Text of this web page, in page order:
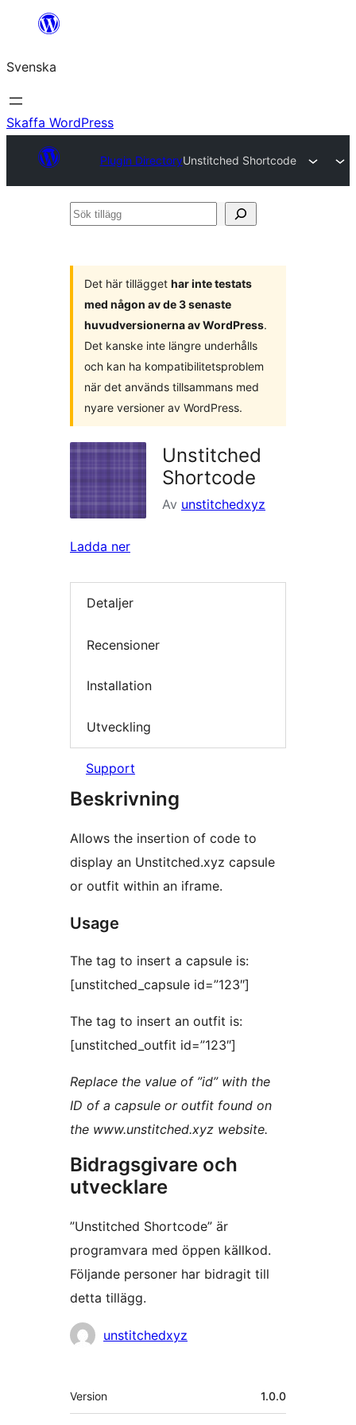
Hoppa
innehåll
Svenska
Skaffa WordPress
Plugin DirectoryUnstitched Shortcode
Sök
Det här tillägget har inte testats
med någon av de 3 senaste
huvudversionerna av WordPress.
Det kanske inte längre underhålls
och kan ha kompatibilitetsproblem
när det används tillsammans med
nyare versioner av WordPress.
Unstitched
Shortcode
Av unstitchedxyz
Ladda ner
Detaljer
Recensioner
Installation
Utveckling
Support
Beskrivning
Allows the insertion of code to
display an Unstitched.xyz capsule
or outfit within an iframe.
Usage
The tag to insert a capsule is:
[unstitched_capsule id=”123″]
The tag to insert an outfit is:
[unstitched_outfit id=”123″]
Replace the value of ”id” with the
ID of a capsule or outfit found on
the www.unstitched.xyz website.
Bidragsgivare och
utvecklare
”Unstitched Shortcode” är
programvara med öppen källkod.
Följande personer har bidragit till
detta tillägg.
Bidragandeunstitchedxyz
Meta
Version 1.0.0